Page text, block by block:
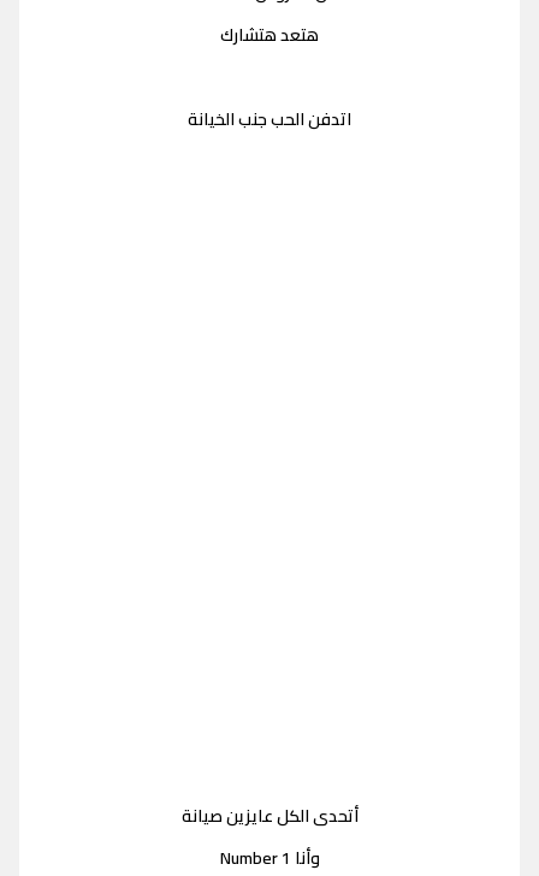
هتعد هتشارك
اتدفن الحب جنب الخيانة
أتحدى الكل عايزين صيانة
وأنا Number 1